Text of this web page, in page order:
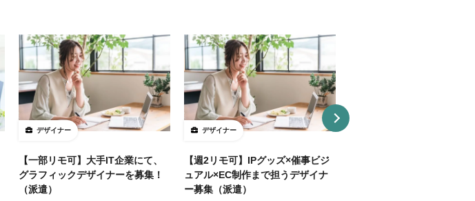
デザイナー
【一部リモ可】大手IT企業にて、
グラフィックデザイナーを募集！
（派遣）
デザイナー
【週2リモ可】IPグッズ×催事ビジ
ュアル×EC制作まで担うデザイナ
ー募集（派遣）